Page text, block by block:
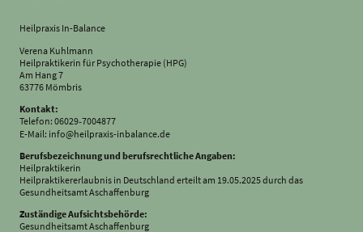
Heilpraxis In-Balance
Verena Kuhlmann
Heilpraktikerin für Psychotherapie (HPG)
Am Hang 7
63776 Mömbris
Kontakt:
Telefon: 06029‑7004877
E-Mail: info@heilpraxis-inbalance.de
Berufsbezeichnung und berufsrechtliche Angaben:
Heilpraktikerin
Heilpraktikererlaubnis in Deutschland erteilt am 19.05.2025 durch das
Gesundheitsamt Aschaffenburg
Zuständige Aufsichtsbehörde:
Gesundheitsamt Aschaffenburg